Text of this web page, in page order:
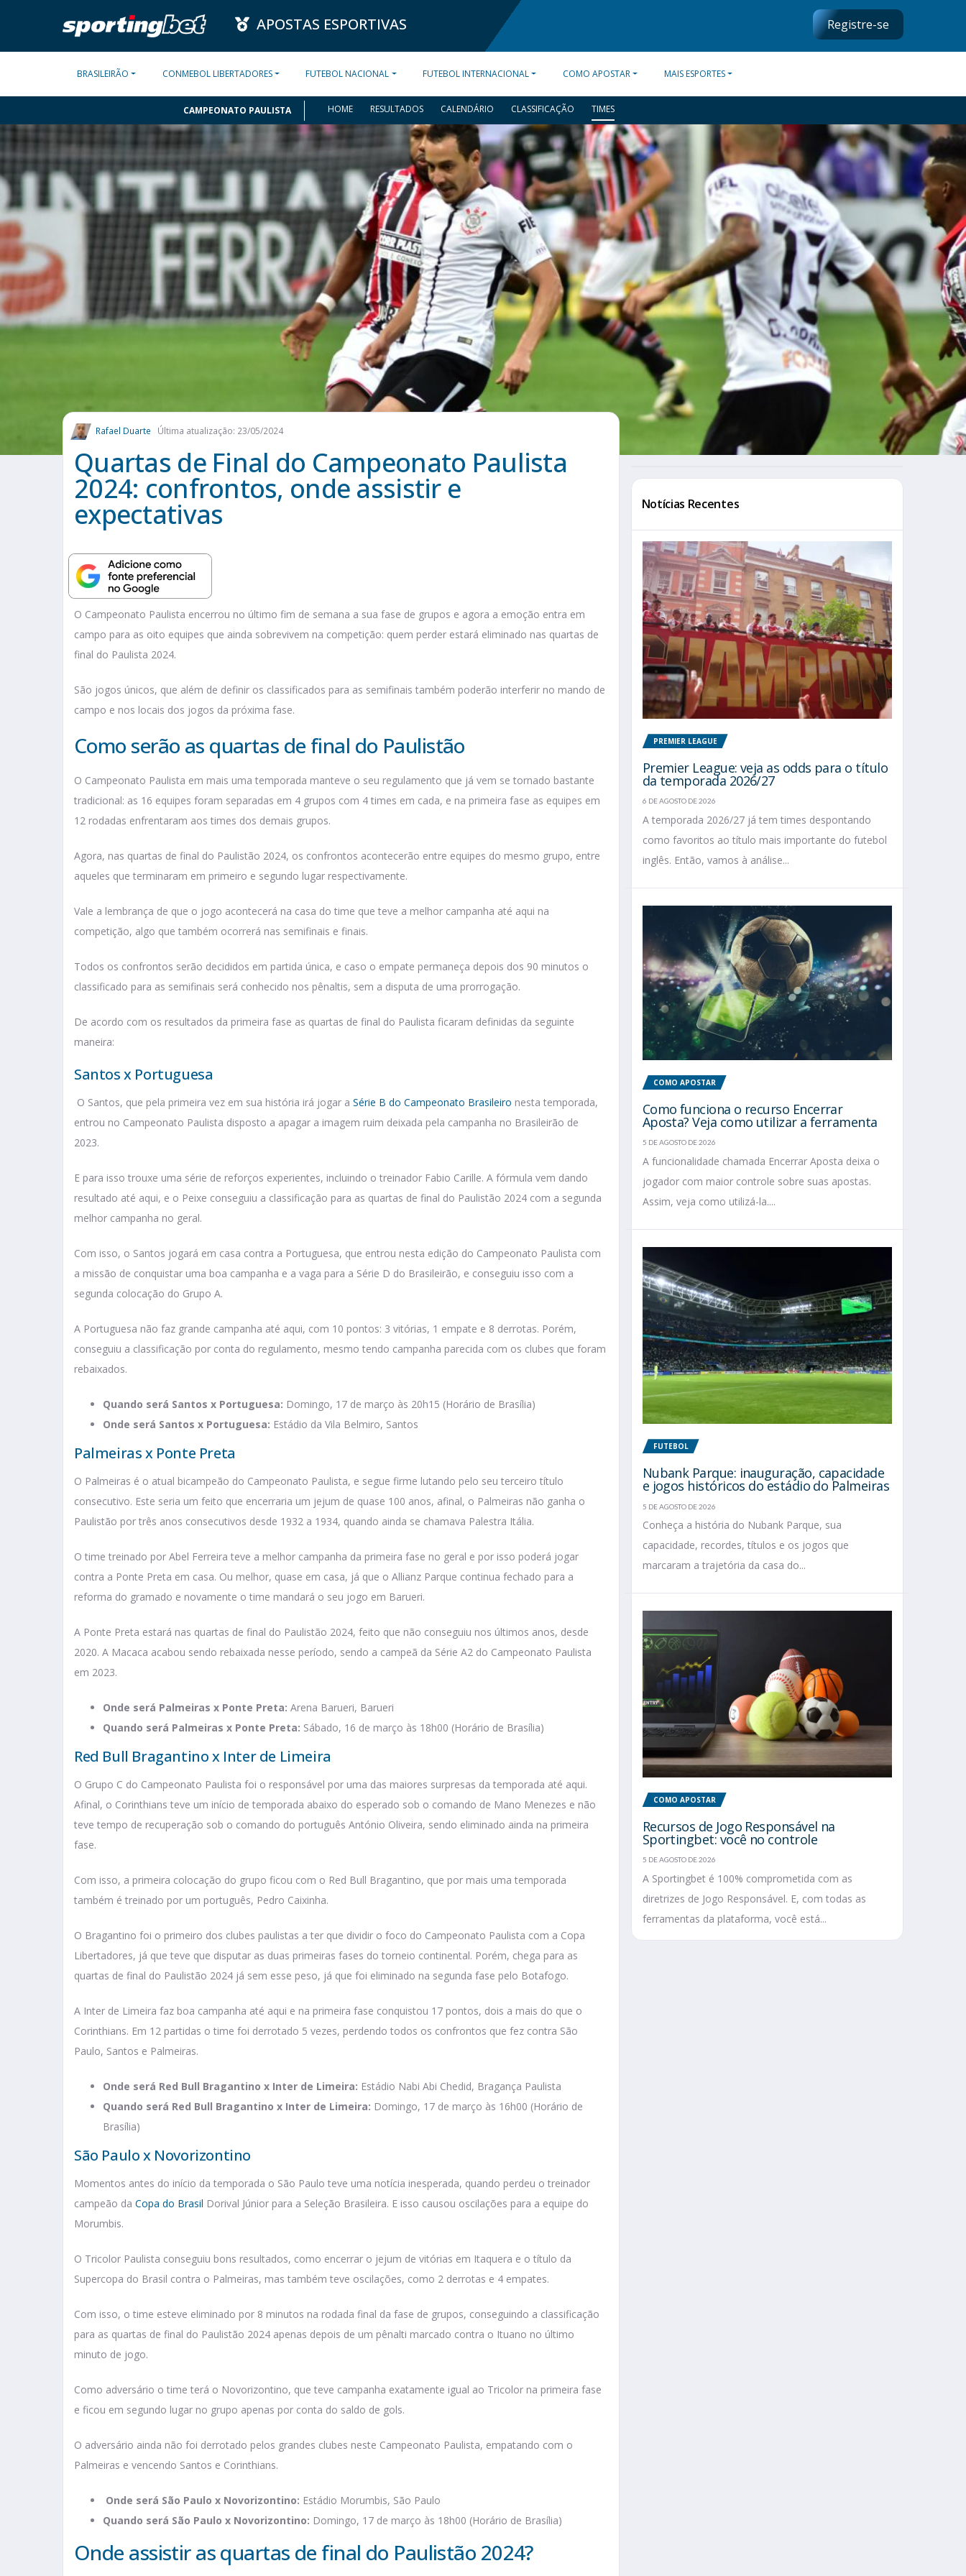
APOSTAS ESPORTIVAS Registre-se
BRASILEIRÃO CONMEBOL LIBERTADORES FUTEBOL NACIONAL FUTEBOL INTERNACIONAL COMO APOSTAR MAIS ESPORTES
CAMPEONATO PAULISTA HOME RESULTADOS CALENDÁRIO CLASSIFICAÇÃO TIMES
Rafael Duarte Última atualização: 23/05/2024
Quartas de Final do Campeonato Paulista
2024: confrontos, onde assistir e
expectativas
O Campeonato Paulista encerrou no último fim de semana a sua fase de grupos e agora a emoção entra em
campo para as oito equipes que ainda sobrevivem na competição: quem perder estará eliminado nas quartas de
final do Paulista 2024.
São jogos únicos, que além de definir os classificados para as semifinais também poderão interferir no mando de
campo e nos locais dos jogos da próxima fase.
Como serão as quartas de final do Paulistão
O Campeonato Paulista em mais uma temporada manteve o seu regulamento que já vem se tornado bastante
tradicional: as 16 equipes foram separadas em 4 grupos com 4 times em cada, e na primeira fase as equipes em
12 rodadas enfrentaram aos times dos demais grupos.
Agora, nas quartas de final do Paulistão 2024, os confrontos acontecerão entre equipes do mesmo grupo, entre
aqueles que terminaram em primeiro e segundo lugar respectivamente.
Vale a lembrança de que o jogo acontecerá na casa do time que teve a melhor campanha até aqui na
competição, algo que também ocorrerá nas semifinais e finais.
Todos os confrontos serão decididos em partida única, e caso o empate permaneça depois dos 90 minutos o
classificado para as semifinais será conhecido nos pênaltis, sem a disputa de uma prorrogação.
De acordo com os resultados da primeira fase as quartas de final do Paulista ficaram definidas da seguinte
maneira:
Santos x Portuguesa
O Santos, que pela primeira vez em sua história irá jogar a Série B do Campeonato Brasileiro nesta temporada,
entrou no Campeonato Paulista disposto a apagar a imagem ruim deixada pela campanha no Brasileirão de
2023.
E para isso trouxe uma série de reforços experientes, incluindo o treinador Fabio Carille. A fórmula vem dando
resultado até aqui, e o Peixe conseguiu a classificação para as quartas de final do Paulistão 2024 com a segunda
melhor campanha no geral.
Com isso, o Santos jogará em casa contra a Portuguesa, que entrou nesta edição do Campeonato Paulista com
a missão de conquistar uma boa campanha e a vaga para a Série D do Brasileirão, e conseguiu isso com a
segunda colocação do Grupo A.
A Portuguesa não faz grande campanha até aqui, com 10 pontos: 3 vitórias, 1 empate e 8 derrotas. Porém,
conseguiu a classificação por conta do regulamento, mesmo tendo campanha parecida com os clubes que foram
rebaixados.
Quando será Santos x Portuguesa: Domingo, 17 de março às 20h15 (Horário de Brasília)
Onde será Santos x Portuguesa: Estádio da Vila Belmiro, Santos
Palmeiras x Ponte Preta
O Palmeiras é o atual bicampeão do Campeonato Paulista, e segue firme lutando pelo seu terceiro título
consecutivo. Este seria um feito que encerraria um jejum de quase 100 anos, afinal, o Palmeiras não ganha o
Paulistão por três anos consecutivos desde 1932 a 1934, quando ainda se chamava Palestra Itália.
O time treinado por Abel Ferreira teve a melhor campanha da primeira fase no geral e por isso poderá jogar
contra a Ponte Preta em casa. Ou melhor, quase em casa, já que o Allianz Parque continua fechado para a
reforma do gramado e novamente o time mandará o seu jogo em Barueri.
A Ponte Preta estará nas quartas de final do Paulistão 2024, feito que não conseguiu nos últimos anos, desde
2020. A Macaca acabou sendo rebaixada nesse período, sendo a campeã da Série A2 do Campeonato Paulista
em 2023.
Onde será Palmeiras x Ponte Preta: Arena Barueri, Barueri
Quando será Palmeiras x Ponte Preta: Sábado, 16 de março às 18h00 (Horário de Brasília)
Red Bull Bragantino x Inter de Limeira
O Grupo C do Campeonato Paulista foi o responsável por uma das maiores surpresas da temporada até aqui.
Afinal, o Corinthians teve um início de temporada abaixo do esperado sob o comando de Mano Menezes e não
teve tempo de recuperação sob o comando do português António Oliveira, sendo eliminado ainda na primeira
fase.
Com isso, a primeira colocação do grupo ficou com o Red Bull Bragantino, que por mais uma temporada
também é treinado por um português, Pedro Caixinha.
O Bragantino foi o primeiro dos clubes paulistas a ter que dividir o foco do Campeonato Paulista com a Copa
Libertadores, já que teve que disputar as duas primeiras fases do torneio continental. Porém, chega para as
quartas de final do Paulistão 2024 já sem esse peso, já que foi eliminado na segunda fase pelo Botafogo.
A Inter de Limeira faz boa campanha até aqui e na primeira fase conquistou 17 pontos, dois a mais do que o
Corinthians. Em 12 partidas o time foi derrotado 5 vezes, perdendo todos os confrontos que fez contra São
Paulo, Santos e Palmeiras.
Onde será Red Bull Bragantino x Inter de Limeira: Estádio Nabi Abi Chedid, Bragança Paulista
Quando será Red Bull Bragantino x Inter de Limeira: Domingo, 17 de março às 16h00 (Horário de
Brasília)
São Paulo x Novorizontino
Momentos antes do início da temporada o São Paulo teve uma notícia inesperada, quando perdeu o treinador
campeão da Copa do Brasil Dorival Júnior para a Seleção Brasileira. E isso causou oscilações para a equipe do
Morumbis.
O Tricolor Paulista conseguiu bons resultados, como encerrar o jejum de vitórias em Itaquera e o título da
Supercopa do Brasil contra o Palmeiras, mas também teve oscilações, como 2 derrotas e 4 empates.
Com isso, o time esteve eliminado por 8 minutos na rodada final da fase de grupos, conseguindo a classificação
para as quartas de final do Paulistão 2024 apenas depois de um pênalti marcado contra o Ituano no último
minuto de jogo.
Como adversário o time terá o Novorizontino, que teve campanha exatamente igual ao Tricolor na primeira fase
e ficou em segundo lugar no grupo apenas por conta do saldo de gols.
O adversário ainda não foi derrotado pelos grandes clubes neste Campeonato Paulista, empatando com o
Palmeiras e vencendo Santos e Corinthians.
Onde será São Paulo x Novorizontino: Estádio Morumbis, São Paulo
Quando será São Paulo x Novorizontino: Domingo, 17 de março às 18h00 (Horário de Brasília)
Onde assistir as quartas de final do Paulistão 2024?
Notícias Recentes
PREMIER LEAGUE
Premier League: veja as odds para o título
da temporada 2026/27
6 DE AGOSTO DE 2026
A temporada 2026/27 já tem times despontando
como favoritos ao título mais importante do futebol
inglês. Então, vamos à análise...
COMO APOSTAR
Como funciona o recurso Encerrar
Aposta? Veja como utilizar a ferramenta
5 DE AGOSTO DE 2026
A funcionalidade chamada Encerrar Aposta deixa o
jogador com maior controle sobre suas apostas.
Assim, veja como utilizá-la....
FUTEBOL
Nubank Parque: inauguração, capacidade
e jogos históricos do estádio do Palmeiras
5 DE AGOSTO DE 2026
Conheça a história do Nubank Parque, sua
capacidade, recordes, títulos e os jogos que
marcaram a trajetória da casa do...
COMO APOSTAR
Recursos de Jogo Responsável na
Sportingbet: você no controle
5 DE AGOSTO DE 2026
A Sportingbet é 100% comprometida com as
diretrizes de Jogo Responsável. E, com todas as
ferramentas da plataforma, você está...